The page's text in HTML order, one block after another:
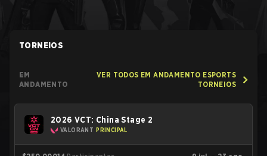
TORNEIOS
EM
ANDAMENTO
VER TODOS EM ANDAMENTO ESPORTS
TORNEIOS
2026 VCT: China Stage 2
VALORANT PRINCIPAL